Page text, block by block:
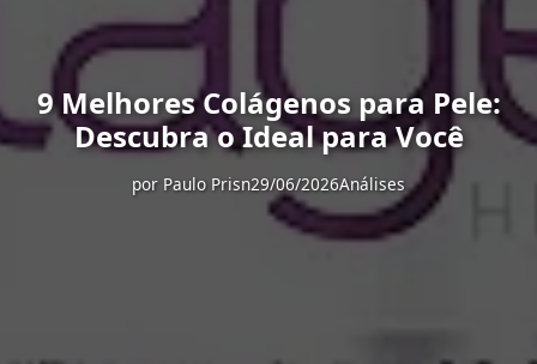
9 Melhores Colágenos para Pele:
Descubra o Ideal para Você
por Paulo Prisn29/06/2026Análises